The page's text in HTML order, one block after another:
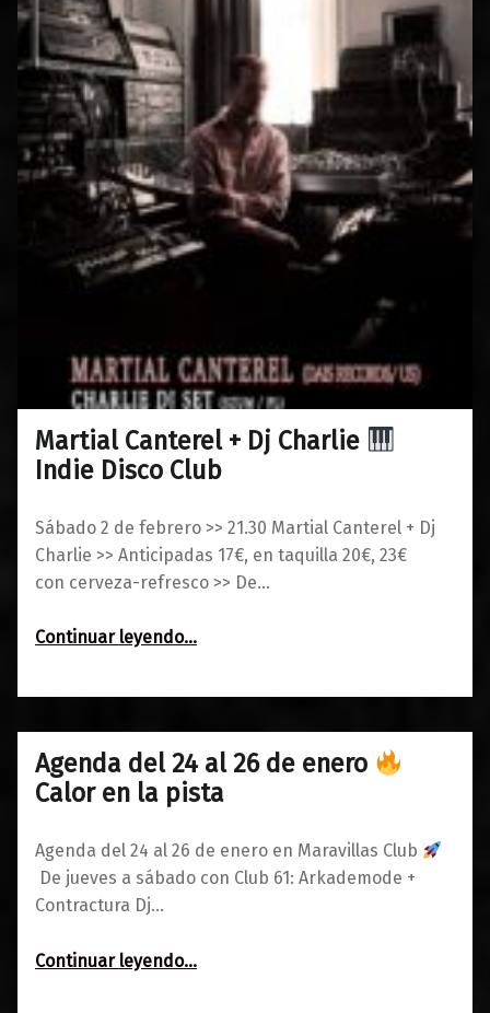
Martial Canterel + Dj Charlie
Indie Disco Club
Sábado 2 de febrero >> 21.30 Martial Canterel + Dj
Charlie >> Anticipadas 17€, en taquilla 20€, 23€
con cerveza-refresco >> De…
Continuar leyendo
Indie Disco Club”
…
28/01/2019
0
Maravillas
Agenda del 24 al 26 de enero
Calor en la pista
Agenda del 24 al 26 de enero en Maravillas Club
De jueves a sábado con Club 61: Arkademode +
Contractura Dj…
Continuar leyendo“Agenda del 24 al 26 de enero
Calor en la pista”
…
22/01/2019
0
Maravillas